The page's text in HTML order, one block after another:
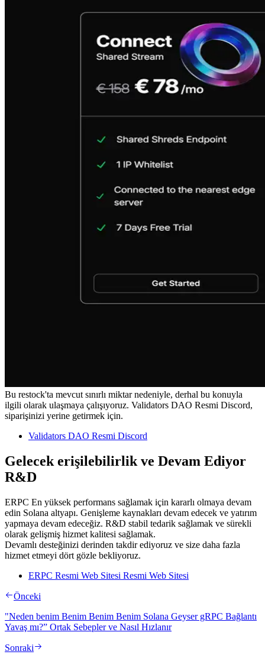
Bu restock'ta mevcut sınırlı miktar nedeniyle, derhal bu konuyla
ilgili olarak ulaşmaya çalışıyoruz. Validators DAO Resmi Discord,
siparişinizi yerine getirmek için.
Validators DAO Resmi Discord
Gelecek erişilebilirlik ve Devam Ediyor
R&D
ERPC En yüksek performans sağlamak için kararlı olmaya devam
edin Solana altyapı. Genişleme kaynakları devam edecek ve yatırım
yapmaya devam edeceğiz. R&D stabil tedarik sağlamak ve sürekli
olarak gelişmiş hizmet kalitesi sağlamak.
Devamlı desteğinizi derinden takdir ediyoruz ve size daha fazla
hizmet etmeyi dört gözle bekliyoruz.
ERPC Resmi Web Sitesi Resmi Web Sitesi
Önceki
"Neden benim Benim Benim Benim Solana Geyser gRPC Bağlantı
Yavaş mı?” Ortak Sebepler ve Nasıl Hızlanır
Sonraki